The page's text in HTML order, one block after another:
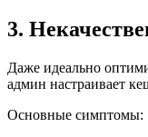
3.
Даже идеально
админ настраивает
Основные симптомы: